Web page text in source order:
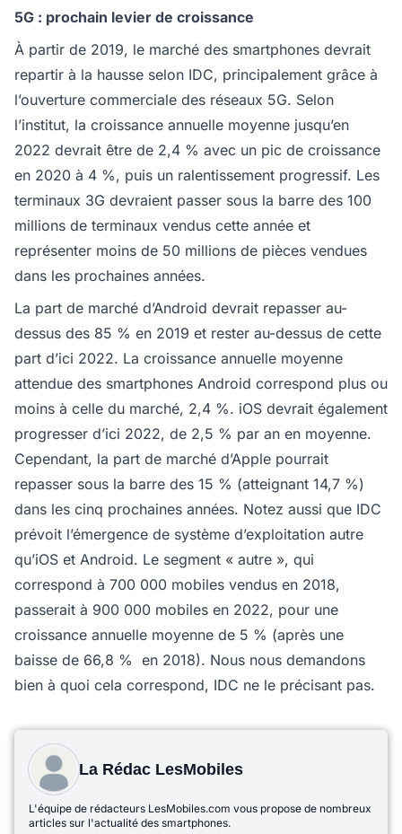
5G : prochain levier de croissance
À partir de 2019, le marché des smartphones devrait
repartir à la hausse selon IDC, principalement grâce à
l’ouverture commerciale des réseaux 5G. Selon
l’institut, la croissance annuelle moyenne jusqu’en
2022 devrait être de 2,4 % avec un pic de croissance
en 2020 à 4 %, puis un ralentissement progressif. Les
terminaux 3G devraient passer sous la barre des 100
millions de terminaux vendus cette année et
représenter moins de 50 millions de pièces vendues
dans les prochaines années.
La part de marché d’Android devrait repasser au-
dessus des 85 % en 2019 et rester au-dessus de cette
part d’ici 2022. La croissance annuelle moyenne
attendue des smartphones Android correspond plus ou
moins à celle du marché, 2,4 %. iOS devrait également
progresser d’ici 2022, de 2,5 % par an en moyenne.
Cependant, la part de marché d’Apple pourrait
repasser sous la barre des 15 % (atteignant 14,7 %)
dans les cinq prochaines années. Notez aussi que IDC
prévoit l’émergence de système d’exploitation autre
qu’iOS et Android. Le segment « autre », qui
correspond à 700 000 mobiles vendus en 2018,
passerait à 900 000 mobiles en 2022, pour une
croissance annuelle moyenne de 5 % (après une
baisse de 66,8 % en 2018). Nous nous demandons
bien à quoi cela correspond, IDC ne le précisant pas.
La Rédac LesMobiles
L'équipe de rédacteurs LesMobiles.com vous propose de nombreux
articles sur l'actualité des smartphones.